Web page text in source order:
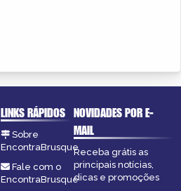
LINKS RÁPIDOS
Sobre
EncontraBrusque
Fale com o
EncontraBrusque
NOVIDADES POR E-
MAIL
Receba grátis as
principais notícias,
dicas e promoções